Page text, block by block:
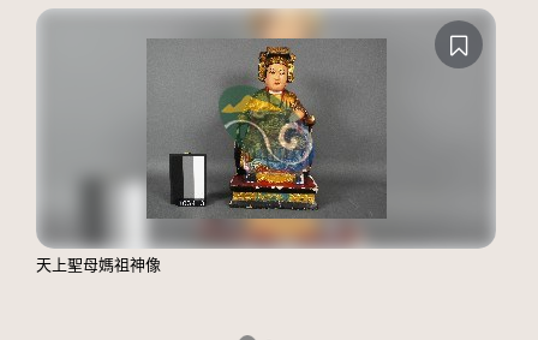
天上聖母媽祖神像